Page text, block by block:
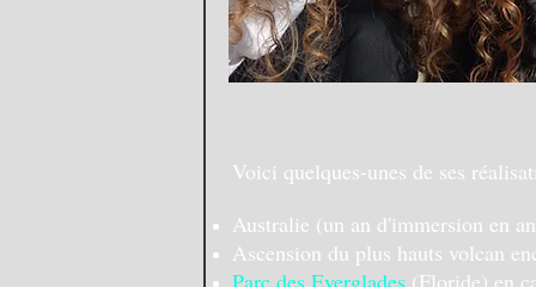
Voici quelques-unes de ses
Australie (un an d'immersion en
Ascension du plus hauts volcan
Parc des Everglades (Floride) en